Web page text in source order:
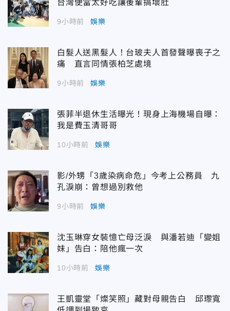
台灣便當太好吃讓後輩搞壞肚
9小時前 娛樂
白髮人送黑髮人！台玻夫人首發聲曝喪子之
痛 直言同情張柏芝處境
9小時前 娛樂
張菲半退休生活曝光！現身上海機場自曝：
我是費玉清哥哥
10小時前 娛樂
影/外甥「3歲染病命危」今考上公務員 九
孔淚崩：曾想過別救他
9小時前 娛樂
沈玉琳穿女裝憶亡母泛淚 與潘若迪「變姐
妹」告白：陪他瘋一次
10小時前 娛樂
王凱靈堂「燦笑照」藏對母親告白 邱瓈寬